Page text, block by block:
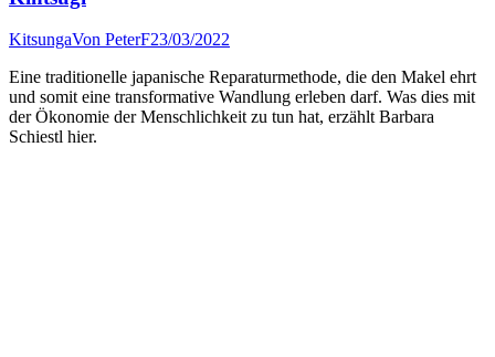
KitsungaVon PeterF23/03/2022
Eine traditionelle japanische Reparaturmethode, die den Makel ehrt
und somit eine transformative Wandlung erleben darf. Was dies mit
der Ökonomie der Menschlichkeit zu tun hat, erzählt Barbara
Schiestl hier.